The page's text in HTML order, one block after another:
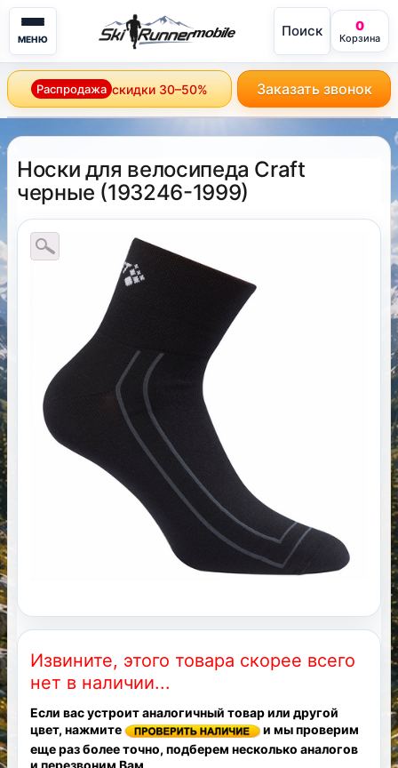
МЕНЮ mobile Поиск 0
Корзина
Распродажа скидки 30–50% Заказать звонок
Носки для велосипеда Craft
черные (193246-1999)
Извините, этого товара скорее всего
нет в наличии...
Если вас устроит аналогичный товар или другой
цвет, нажмите
и мы проверим
еще раз более точно, подберем несколько аналогов